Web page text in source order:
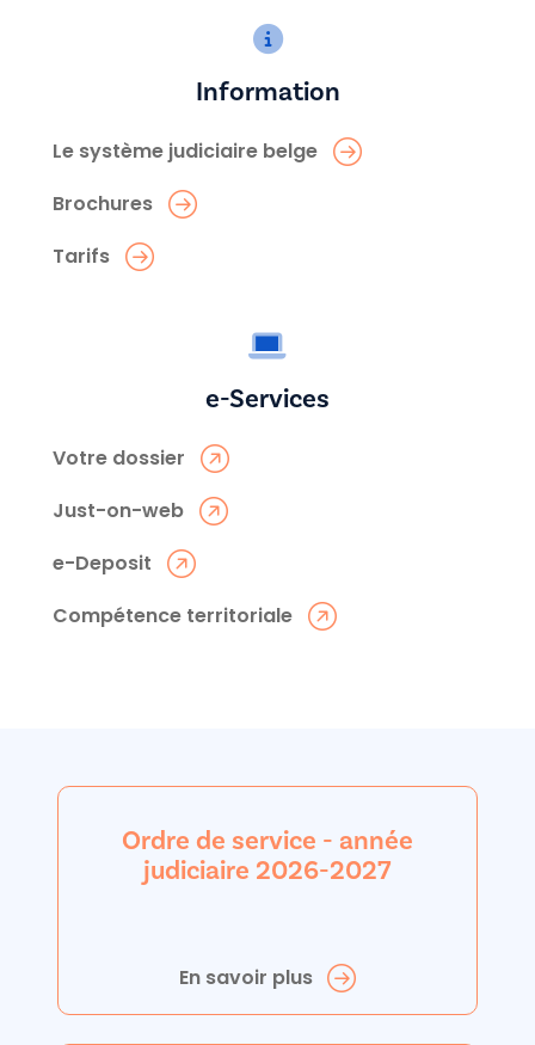
Information
Le système judiciaire belge
Brochures
Tarifs
e-Services
Votre dossier
Just-on-web
e-Deposit
Compétence territoriale
Ordre de service - année
judiciaire 2026-2027
En savoir plus